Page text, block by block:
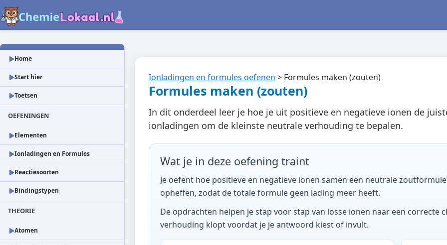
Home
Start hier
Toetsen
OEFENINGEN
Elementen
Ionladingen en Formules
Reactiesoorten
Bindingstypen
THEORIE
Atomen
Ionladingen en formules oefenen > Formules maken (zouten)
Formules maken (zouten)
In dit onderdeel leer je hoe je uit positieve en negatieve ionen de
ionladingen om de kleinste neutrale verhouding te bepalen.
Wat je in deze oefening traint
Je oefent hoe positieve en negatieve ionen samen een neutrale
opheffen, zodat de totale formule geen lading meer heeft.
De opdrachten helpen je stap voor stap van losse ionen naar een correcte
verhouding klopt voordat je je antwoord kiest of invult.